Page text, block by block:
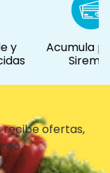
y
Acumula
Siremás
ofertas,